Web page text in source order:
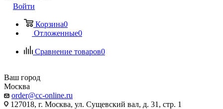
Войти
Корзина0
Отложенные0
Сравнение товаров0
Ваш город
Москва
order@cc-online.ru
127018, г. Москва, ул. Сущевский вал, д. 31, стр. 1